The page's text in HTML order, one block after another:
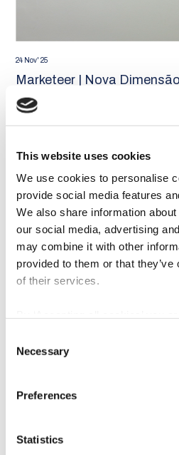
This website uses cookies
We use cookies to personalise
provide social media features
We also share information
our social media, advertising
may combine it with other
provided to them or that
of their services.
personalisation and advertising
Selection
Necessary
Preferences
Statistics
24 Nov' 25
Marketeer | Nova
QD Challenge 2025 |